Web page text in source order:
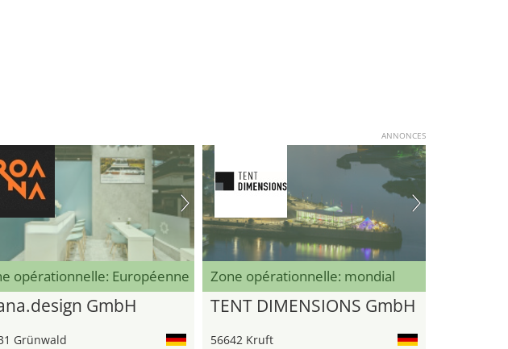
ANNONCES
opérationnelle: Européenne
GmbH
Grünwald
Zone opérationnelle: mondial
TENT DIMENSIONS GmbH
56642 Kruft